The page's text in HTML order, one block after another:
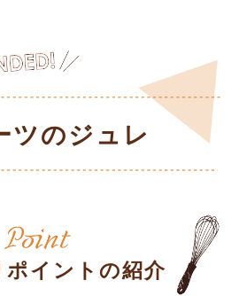
ツのジュレ
ポイントの紹介